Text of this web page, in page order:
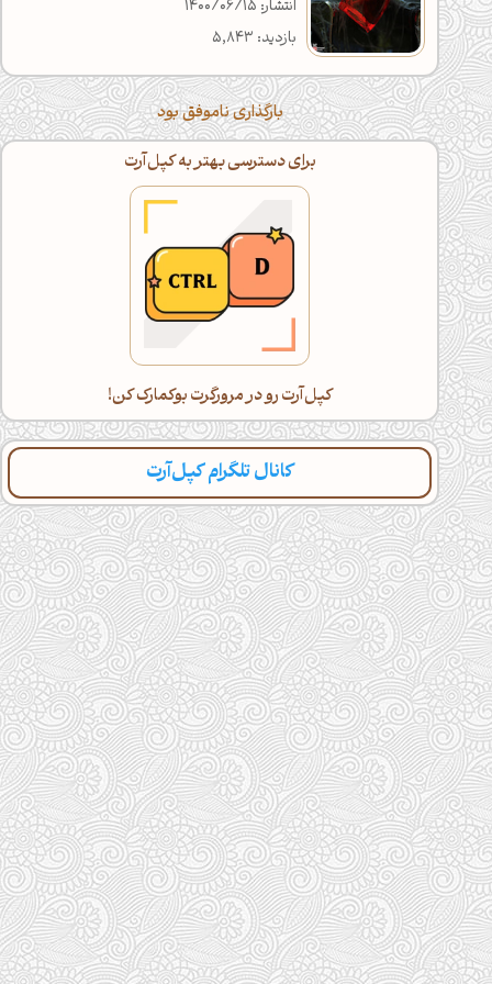
انتشار: 1400/06/15
بازدید: 5,843
بارگذاری ناموفق بود
برای دسترسی بهتر به کپل‌آرت
کپل‌آرت رو در مرورگرت بوکمارک کن!
کانال تلگرام کپل‌آرت